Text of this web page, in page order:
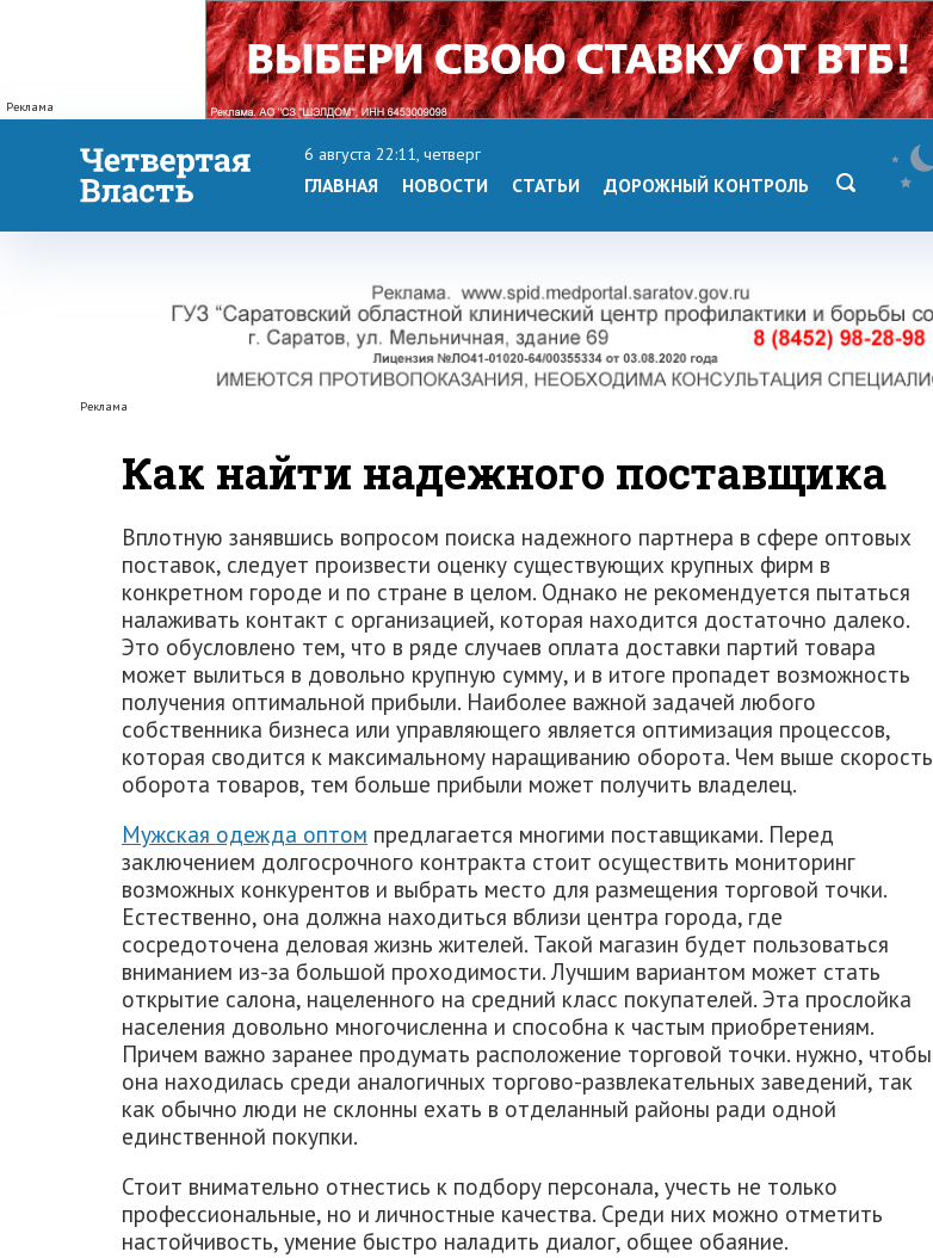
Реклама
6 августа 22:11, четверг
ГЛАВНАЯ НОВОСТИ СТАТЬИ ДОРОЖНЫЙ КОНТРОЛЬ
Реклама
Как найти надежного поставщика
Вплотную занявшись вопросом поиска надежного партнера в сфере оптовых
поставок, следует произвести оценку существующих крупных фирм в
конкретном городе и по стране в целом. Однако не рекомендуется пытаться
налаживать контакт с организацией, которая находится достаточно далеко.
Это обусловлено тем, что в ряде случаев оплата доставки партий товара
может вылиться в довольно крупную сумму, и в итоге пропадет возможность
получения оптимальной прибыли. Наиболее важной задачей любого
собственника бизнеса или управляющего является оптимизация процессов,
которая сводится к максимальному наращиванию оборота. Чем выше скорость
оборота товаров, тем больше прибыли может получить владелец.
Мужская одежда оптом предлагается многими поставщиками. Перед
заключением долгосрочного контракта стоит осуществить мониторинг
возможных конкурентов и выбрать место для размещения торговой точки.
Естественно, она должна находиться вблизи центра города, где
сосредоточена деловая жизнь жителей. Такой магазин будет пользоваться
вниманием из-за большой проходимости. Лучшим вариантом может стать
открытие салона, нацеленного на средний класс покупателей. Эта прослойка
населения довольно многочисленна и способна к частым приобретениям.
Причем важно заранее продумать расположение торговой точки. нужно, чтобы
она находилась среди аналогичных торгово-развлекательных заведений, так
как обычно люди не склонны ехать в отделанный районы ради одной
единственной покупки.
Стоит внимательно отнестись к подбору персонала, учесть не только
профессиональные, но и личностные качества. Среди них можно отметить
настойчивость, умение быстро наладить диалог, общее обаяние.